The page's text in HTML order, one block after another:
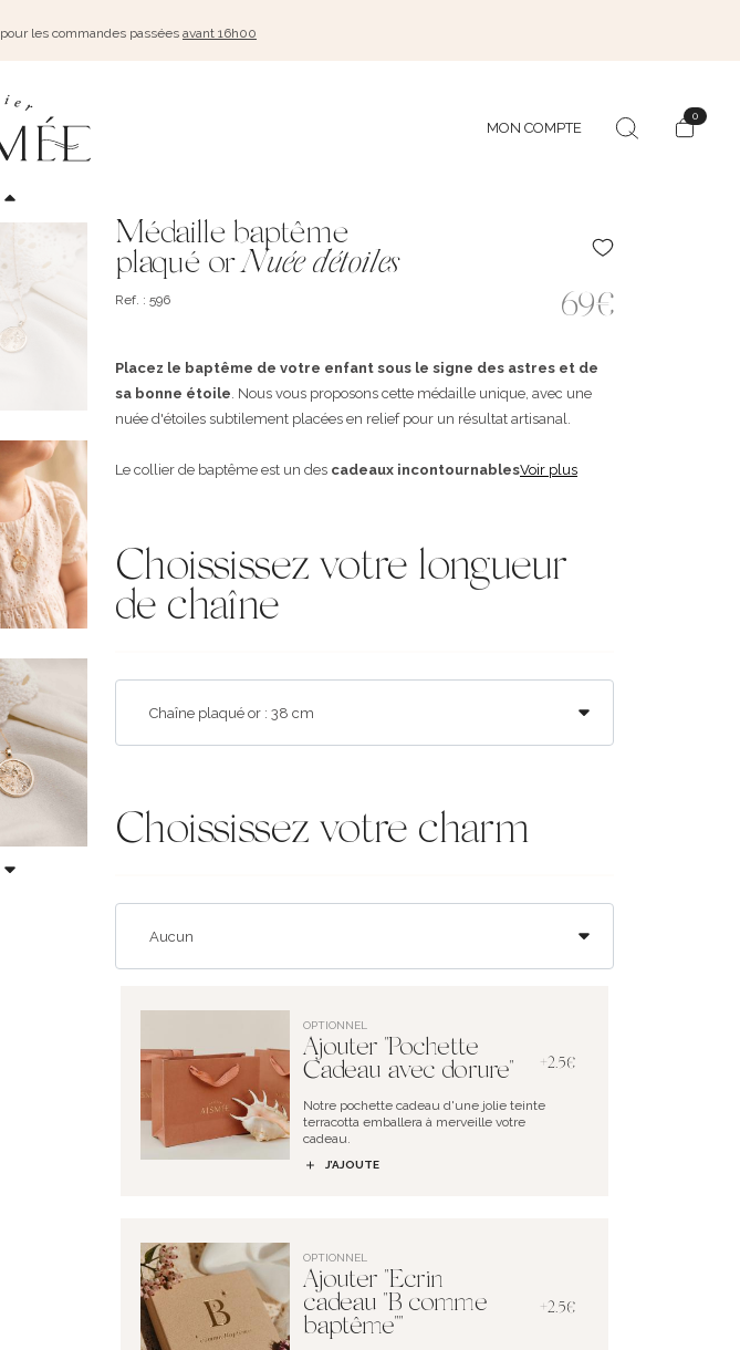
pour les commandes passées avant 16h00
MON COMPTE
0
Médaille baptême
plaqué orNuée d'étoiles
Ref. : 596 69€
Placez le baptême de votre enfant sous le signe des astres et de
sa bonne étoile. Nous vous proposons cette médaille unique, avec une
nuée d'étoiles subtilement placées en relief pour un résultat artisanal.
Le collier de baptême est un des cadeaux incontournablesVoir plus
Choississez votre longueur
de chaîne
Choississez votre charm
OPTIONNEL
Ajouter "Pochette
Cadeau avec dorure"
+2.5€
Notre pochette cadeau d'une jolie teinte
terracotta emballera à merveille votre
cadeau.
J’AJOUTE
OPTIONNEL
Ajouter "Ecrin
cadeau "B comme
baptême""
+2.5€